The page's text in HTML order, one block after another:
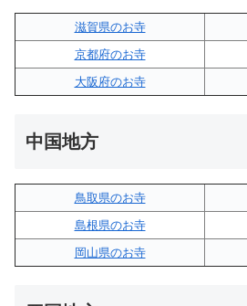
滋賀県のお寺
京都府のお寺
大阪府のお寺
中国地方
鳥取県のお寺
島根県のお寺
岡山県のお寺